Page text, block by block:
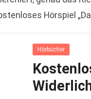
Hörspiel
Hörbücher